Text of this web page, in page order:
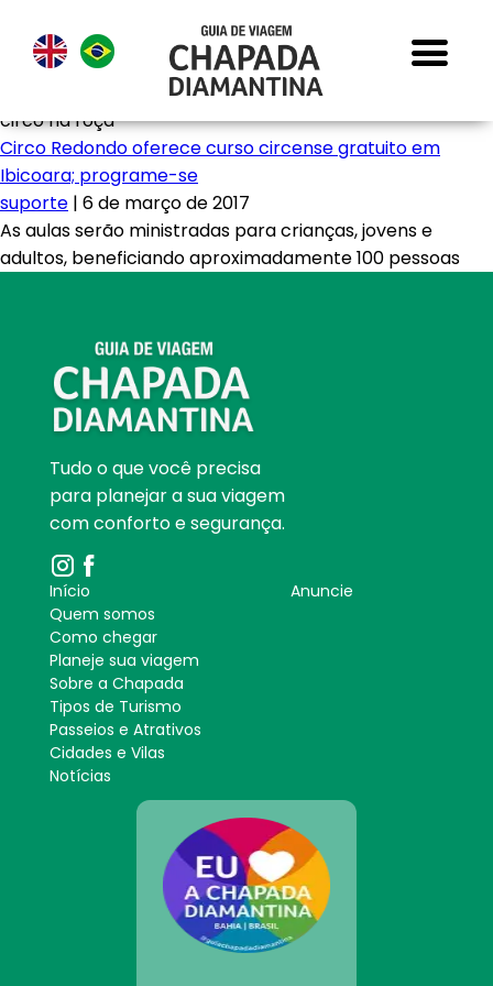
circo na roça
Circo Redondo oferece curso circense gratuito em
Ibicoara; programe-se
suporte | 6 de março de 2017
As aulas serão ministradas para crianças, jovens e
adultos, beneficiando aproximadamente 100 pessoas
Tudo o que você precisa
para planejar a sua viagem
com conforto e segurança.
Início
Quem somos
Como chegar
Planeje sua viagem
Sobre a Chapada
Tipos de Turismo
Passeios e Atrativos
Cidades e Vilas
Notícias
Anuncie